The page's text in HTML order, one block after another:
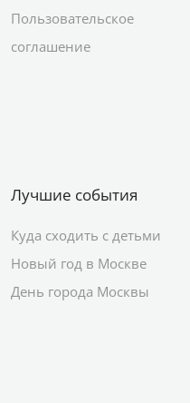
Пользовательское
соглашение
Лучшие события
Куда сходить с детьми
Новый год в Москве
День города Москвы